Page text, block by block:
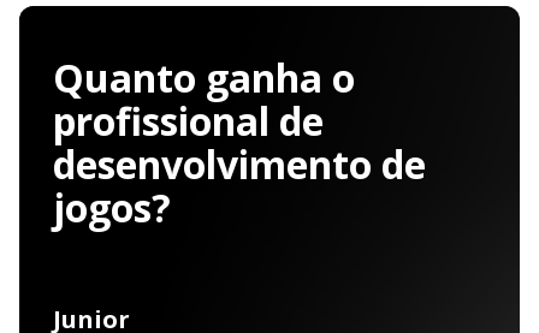
Quanto ganha o
profissional de
desenvolvimento de
jogos?
Junior